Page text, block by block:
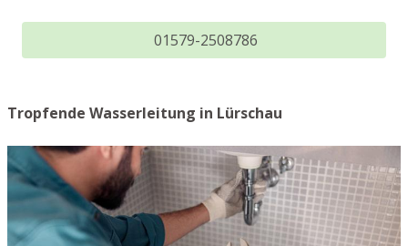
01579-2508786
Tropfende Wasserleitung in Lürschau